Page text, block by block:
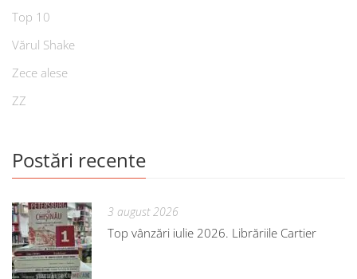
Top 10
Vărul Shake
Zece alese
ZZ
Postări recente
3 august 2026
Top vânzări iulie 2026. Librăriile Cartier